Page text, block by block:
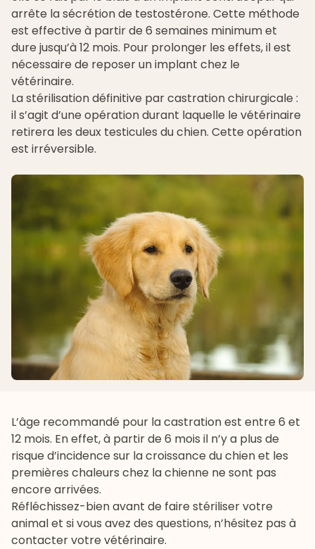
arrête la sécrétion de testostérone. Cette méthode
est effective à partir de 6 semaines minimum et
dure jusqu’à 12 mois. Pour prolonger les effets, il est
nécessaire de reposer un implant chez le
vétérinaire.
La stérilisation définitive par castration chirurgicale :
il s’agit d’une opération durant laquelle le vétérinaire
retirera les deux testicules du chien. Cette opération
est irréversible.
L’âge recommandé pour la castration est entre 6 et
12 mois. En effet, à partir de 6 mois il n’y a plus de
risque d’incidence sur la croissance du chien et les
premières chaleurs chez la chienne ne sont pas
encore arrivées.
Réfléchissez-bien avant de faire stériliser votre
animal et si vous avez des questions, n’hésitez pas à
contacter votre vétérinaire.